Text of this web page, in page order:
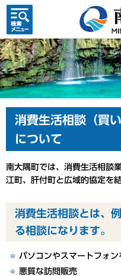
検索・
共通メ
ニュー
消費生活相談（買
について
南大隅町では、消費生活相談
江町、肝付町と広域的協定を
消費生活相談とは、
る相談になります。
パソコンやスマートフォ
悪質な訪問販売